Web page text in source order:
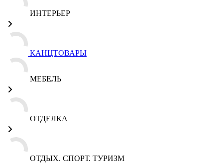
ИНТЕРЬЕР
КАНЦТОВАРЫ
МЕБЕЛЬ
ОТДЕЛКА
ОТДЫХ. СПОРТ. ТУРИЗМ